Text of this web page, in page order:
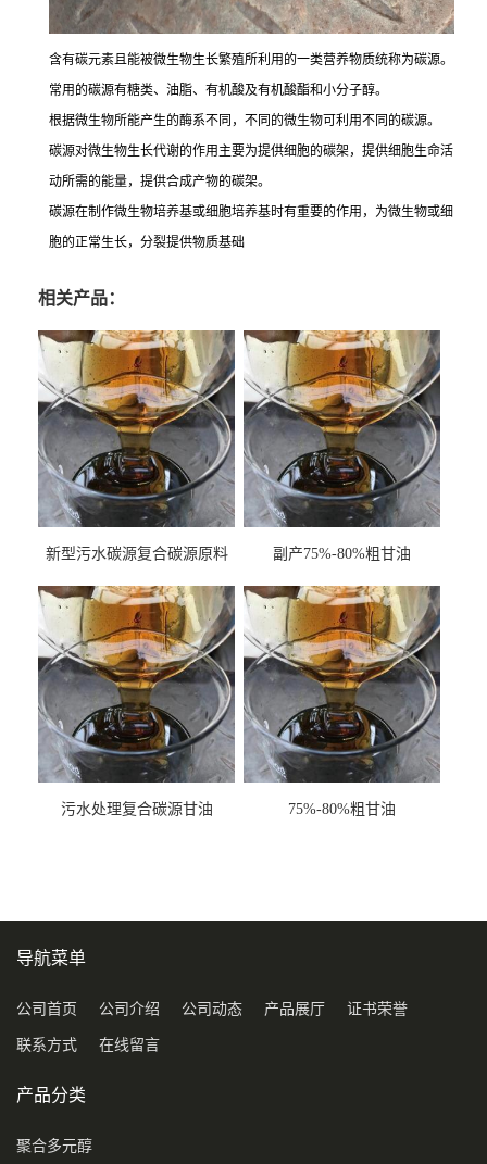
含有碳元素且能被微生物生长繁殖所利用的一类营养物质统称为碳源。
常用的碳源有糖类、油脂、有机酸及有机酸酯和小分子醇。
根据微生物所能产生的酶系不同，不同的微生物可利用不同的碳源。
碳源对微生物生长代谢的作用主要为提供细胞的碳架，提供细胞生命活
动所需的能量，提供合成产物的碳架。
碳源在制作微生物培养基或细胞培养基时有重要的作用，为微生物或细
胞的正常生长，分裂提供物质基础
相关产品：
新型污水碳源复合碳源原料
副产75%-80%粗甘油
污水处理复合碳源甘油
75%-80%粗甘油
导航菜单
公司首页 公司介绍 公司动态 产品展厅 证书荣誉
联系方式 在线留言
产品分类
聚合多元醇